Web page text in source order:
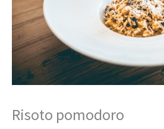
Risoto pomodoro